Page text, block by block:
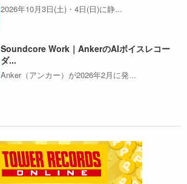
2026年10月3日(土)・4日(日)に静...
Soundcore Work｜AnkerのAIボイスレコー
ダ...
Anker（アンカー）が2026年2月に発...